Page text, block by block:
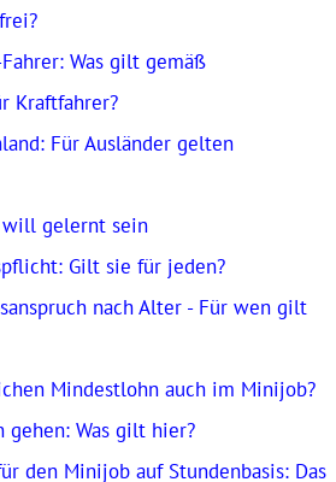
Was gilt gemäß
Kraftfahrer?
Für Ausländer gelten
gelernt sein
Gilt sie für jeden?
nach Alter - Für wen gilt
Mindestlohn auch im Minijob?
gehen: Was gilt hier?
den Minijob auf Stundenbasis: Das